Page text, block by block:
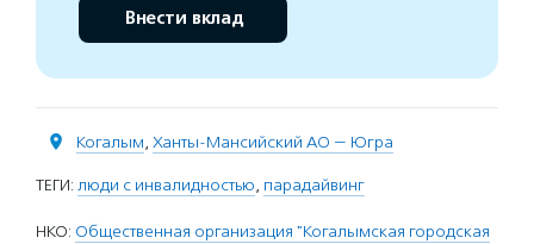
Внести вклад
Когалым, Ханты-Мансийский АО — Югра
ТЕГИ: люди с инвалидностью, парадайвинг
НКО: Общественная организация "Когалымская городская